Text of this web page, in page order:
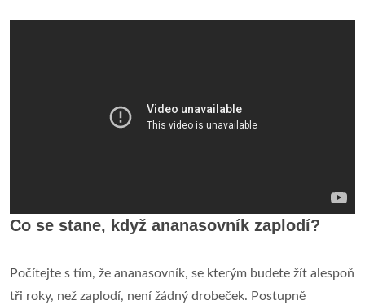
Co se stane, když ananasovník zaplodí?
Počítejte s tím, že ananasovník, se kterým budete žít alespoň
tři roky, než zaplodí, není žádný drobeček. Postupně